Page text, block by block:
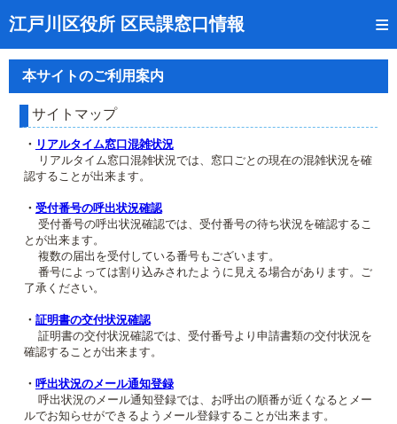
江戸川区役所 区民課窓口情報
トップページ
受付番号の呼出状況確認
証明書の交付状況確認
呼出状況のメール通知登録
来庁日時の事前予約
事前予約の確認・取消
混雑予想カレンダー
本サイトのご利用案内
本サイトのご利用案内
サイトマップ
・ リアルタイム窓口混雑状況
リアルタイム窓口混雑状況では、窓口ごとの現在の混雑状況を確
認することが出来ます。
・ 受付番号の呼出状況確認
受付番号の呼出状況確認では、受付番号の待ち状況を確認するこ
とが出来ます。
複数の届出を受付している番号もございます。
番号によっては割り込みされたように見える場合があります。ご
了承ください。
・ 証明書の交付状況確認
証明書の交付状況確認では、受付番号より申請書類の交付状況を
確認することが出来ます。
・ 呼出状況のメール通知登録
呼出状況のメール通知登録では、お呼出の順番が近くなるとメー
ルでお知らせができるようメール登録することが出来ます。